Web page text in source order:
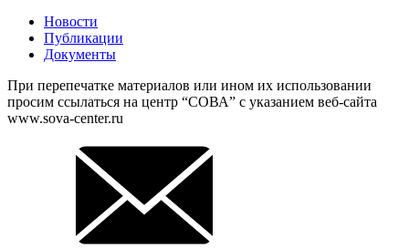
Новости
Публикации
Документы
При перепечатке материалов или ином их использовании
просим ссылаться на центр “СОВА” с указанием веб-сайта
www.sova-center.ru